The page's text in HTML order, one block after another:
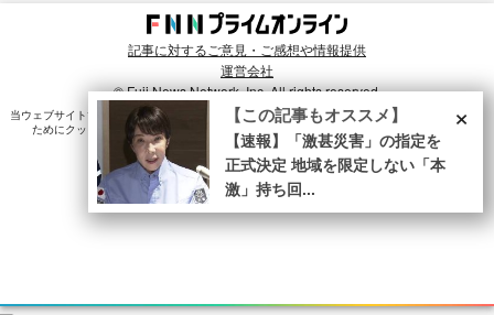
記事に対するご意見・ご感想や情報提供
運営会社
© Fuji News Network, Inc. All rights reserved.
当ウェブサイトでは、ユーザのニーズ・興味・関⼼に合致したコンテンツや広告配信を提供する
ためにクッキーを使⽤しています。詳細は、
プライバシーポリシー をご確認ください。×
【この記事もオススメ】
【速報】「激甚災害」の指定を
正式決定 地域を限定しない「本
激」持ち回...